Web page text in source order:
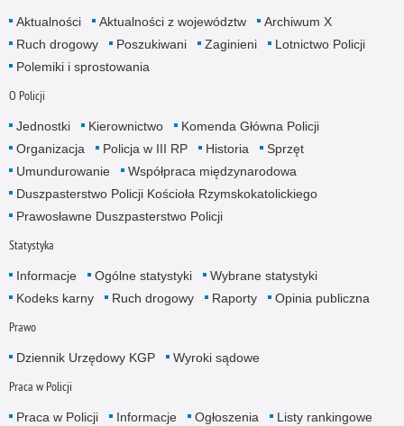
Aktualności Aktualności z województw
Archiwum X
Ruch drogowy
Poszukiwani Zaginieni
Lotnictwo Policji
Polemiki i sprostowania
O Policji
Jednostki Kierownictwo
Komenda Główna Policji
Organizacja
Policja w III RP Historia
Sprzęt
Umundurowanie
Współpraca międzynarodowa
Duszpasterstwo Policji Kościoła Rzymskokatolickiego
Prawosławne Duszpasterstwo Policji
Statystyka
Informacje Ogólne statystyki
Wybrane statystyki
Kodeks karny
Ruch drogowy Raporty Opinia publiczna
Prawo
Dziennik Urzędowy KGP Wyroki sądowe
Praca w Policji
Praca w Policji Informacje Ogłoszenia
Listy rankingowe